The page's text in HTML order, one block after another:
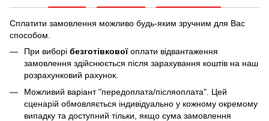
Сплатити замовлення можливо будь-яким зручним для Вас
способом.
При виборі безготівковоїоплати відвантаження
замовлення здійснюється після зарахування коштів на наш
розрахунковий рахунок.
Можливий варіант "передоплата/післяоплата". Цей
сценарій обмовляється індивідуально у кожному окремому
випадку та доступний тільки, якщо сума замовлення